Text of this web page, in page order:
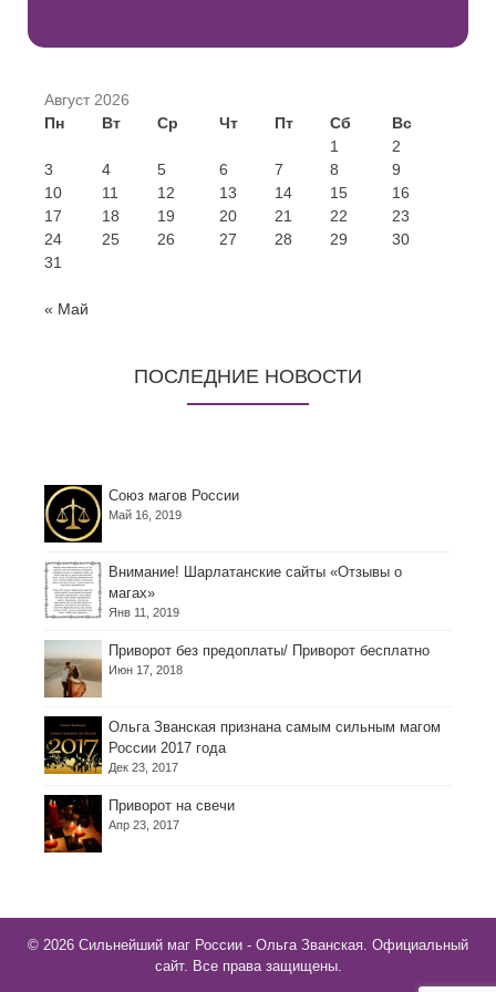
Август 2026
Пн
Вт Ср Чт Пт Сб
Вс
1
2
3
4 5 6 7 8
9
10
11 12 13 14 15
16
17
18 19 20 21 22
23
24
25 26 27 28 29
30
31
« Май
ПОСЛЕДНИЕ НОВОСТИ
Союз магов России
Май 16, 2019
Внимание! Шарлатанские сайты «Отзывы о
магах»
Янв 11, 2019
Приворот без предоплаты/ Приворот бесплатно
Июн 17, 2018
Ольга Званская признана самым сильным магом
России 2017 года
Дек 23, 2017
Приворот на свечи
Апр 23, 2017
© 2026 Сильнейший маг России - Ольга Званская. Официальный
сайт. Все права защищены.